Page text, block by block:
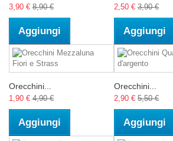
3,90 € 8,90 €
Aggiungi
2,50 € 3,90 €
Aggiungi
Orecchini...
1,90 € 4,90 €
Aggiungi
Orecchini...
2,90 € 5,50 €
Aggiungi